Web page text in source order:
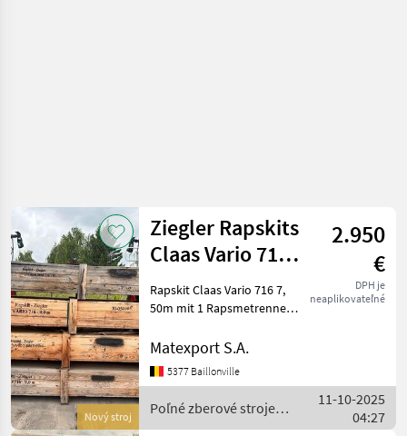
Nový stroj
Ziegler Rapskits
Claas Vario 716
7,50m mit 1
Rapsmetrenn
2.950
€
DPH je
neaplikovateľné
Rapskit Claas Vario 716 7,
50m mit 1 Rapsmetrenner
Rapeseed kit Claas Vario
716 7.50m with 1 rapeseed
knife right h/s, Ziegler red
Matexport S.A.
5377 Baillonville
Poľné zberové stroje /
Ziegler
11-10-2025
04:27